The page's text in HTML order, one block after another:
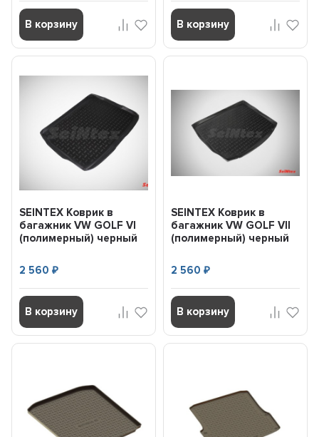
В корзину В корзину
SEINTEX Коврик в
багажник VW GOLF VI
(полимерный) черный
2 560₽
В корзину
SEINTEX Коврик в
багажник VW GOLF VII
(полимерный) черный
2 560 ₽
В корзину